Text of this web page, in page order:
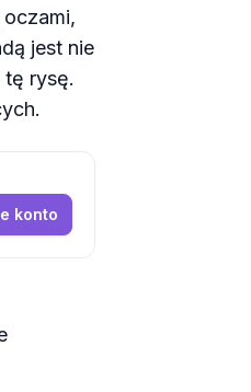
jest nie
rysę.
konto